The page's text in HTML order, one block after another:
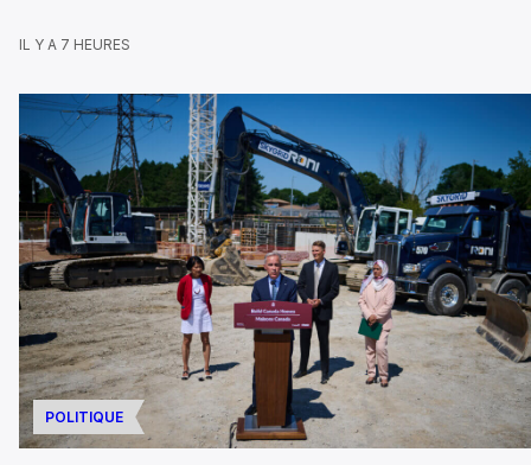
IL Y A 7 HEURES
POLITIQUE